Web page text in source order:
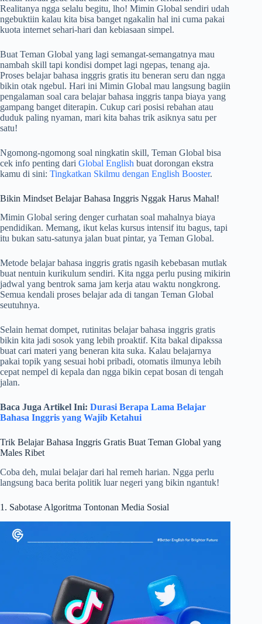
Realitanya ngga selalu begitu, lho! Mimin Global sendiri udah
ngebuktiin kalau kita bisa banget ngakalin hal ini cuma pakai
kuota internet sehari-hari dan kebiasaan simpel.
Buat Teman Global yang lagi semangat-semangatnya mau
nambah skill tapi kondisi dompet lagi ngepas, tenang aja.
Proses belajar bahasa inggris gratis itu beneran seru dan ngga
bikin otak ngebul. Hari ini Mimin Global mau langsung bagiin
pengalaman soal cara belajar bahasa inggris tanpa biaya yang
gampang banget diterapin. Cukup cari posisi rebahan atau
duduk paling nyaman, mari kita bahas trik asiknya satu per
satu!
Ngomong-ngomong soal ningkatin skill, Teman Global bisa
cek info penting dari Global English buat dorongan ekstra
kamu di sini: Tingkatkan Skilmu dengan English Booster.
Bikin Mindset Belajar Bahasa Inggris Nggak Harus Mahal!
Mimin Global sering denger curhatan soal mahalnya biaya
pendidikan. Memang, ikut kelas kursus intensif itu bagus, tapi
itu bukan satu-satunya jalan buat pintar, ya Teman Global.
Metode belajar bahasa inggris gratis ngasih kebebasan mutlak
buat nentuin kurikulum sendiri. Kita ngga perlu pusing mikirin
jadwal yang bentrok sama jam kerja atau waktu nongkrong.
Semua kendali proses belajar ada di tangan Teman Global
seutuhnya.
Selain hemat dompet, rutinitas belajar bahasa inggris gratis
bikin kita jadi sosok yang lebih proaktif. Kita bakal dipakssa
buat cari materi yang beneran kita suka. Kalau belajarnya
pakai topik yang sesuai hobi pribadi, otomatis ilmunya lebih
cepat nempel di kepala dan ngga bikin cepat bosan di tengah
jalan.
Baca Juga Artikel Ini: Durasi Berapa Lama Belajar
Bahasa Inggris yang Wajib Ketahui
Trik Belajar Bahasa Inggris Gratis Buat Teman Global yang
Males Ribet
Coba deh, mulai belajar dari hal remeh harian. Ngga perlu
langsung baca berita politik luar negeri yang bikin ngantuk!
1. Sabotase Algoritma Tontonan Media Sosial